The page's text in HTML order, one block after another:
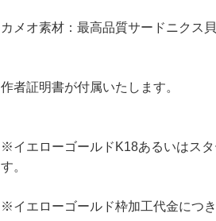
カメオ素材：最高品質サードニクス貝
作者証明書が付属いたします。
※イエローゴールドK18あるいはス
す。
※イエローゴールド枠加工代金につ